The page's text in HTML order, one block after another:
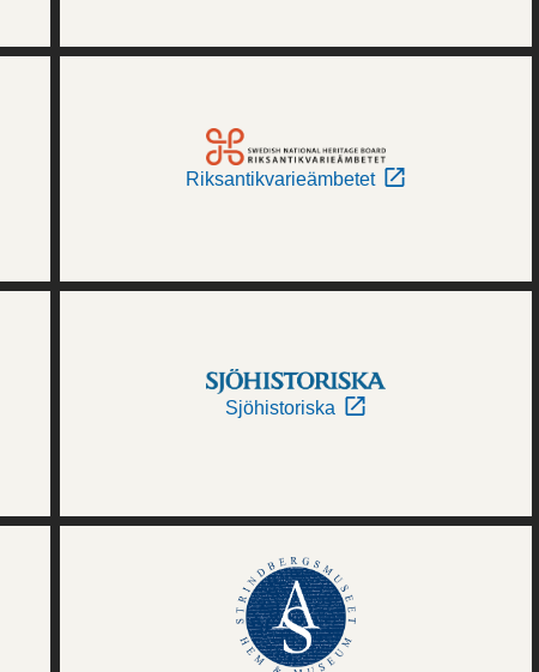
Riksantikvarieämbetet
Sjöhistoriska